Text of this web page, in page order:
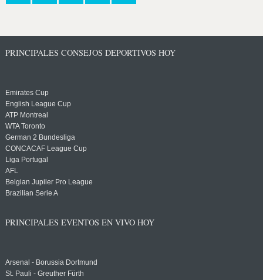
PRINCIPALES CONSEJOS DEPORTIVOS HOY
Emirates Cup
English League Cup
ATP Montreal
WTA Toronto
German 2 Bundesliga
CONCACAF League Cup
Liga Portugal
AFL
Belgian Jupiler Pro League
Brazilian Serie A
PRINCIPALES EVENTOS EN VIVO HOY
Arsenal - Borussia Dortmund
St. Pauli - Greuther Fürth